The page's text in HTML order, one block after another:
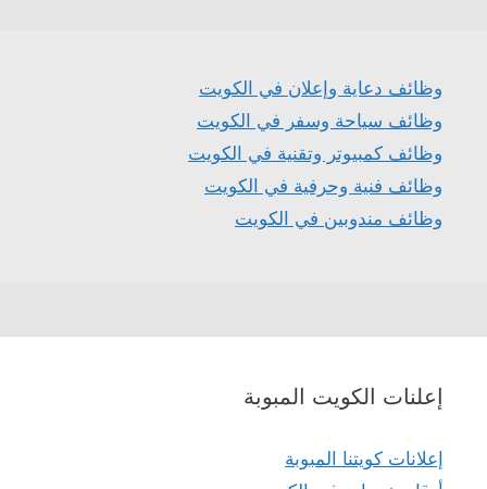
وظائف دعاية وإعلان في الكويت
وظائف سياحة وسفر في الكويت
وظائف كمبيوتر وتقنية في الكويت
وظائف فنية وحرفية في الكويت
وظائف مندوبين في الكويت
إعلنات الكويت المبوبة
إعلانات كويتنا المبوبة